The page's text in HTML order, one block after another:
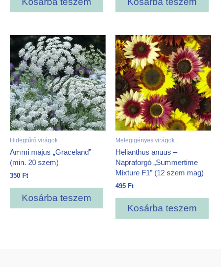
Hidegtűrő virágok
Ammi majus „Graceland”
(min. 20 szem)
350 Ft
Kosárba teszem
Melegigényes virágok
Helianthus anuus –
Napraforgó „Summertime
Mixture F1” (12 szem mag)
495 Ft
Kosárba teszem